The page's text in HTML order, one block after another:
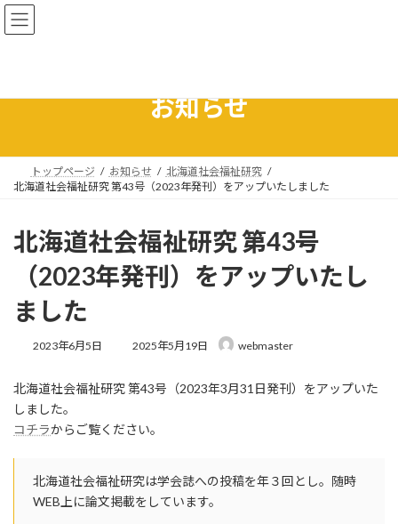
コ
ン
へ
ナ
ビ
ョ
お知らせ
トップページ お知らせ
北海道社会福祉研究
北海道社会福祉研究 第43号（2023年発刊）をアップいたしました
北海道社会福祉研究 第43号
（2023年発刊）をアップいたし
ました
2023年6月5日
最
新
時
:
2025年5月19日 webmaster
北海道社会福祉研究 第43号（2023年3月31日発刊）をアップいた
しました。
コチラからご覧ください。
北海道社会福祉研究は学会誌への投稿を年３回とし。随時
WEB上に論文掲載をしています。